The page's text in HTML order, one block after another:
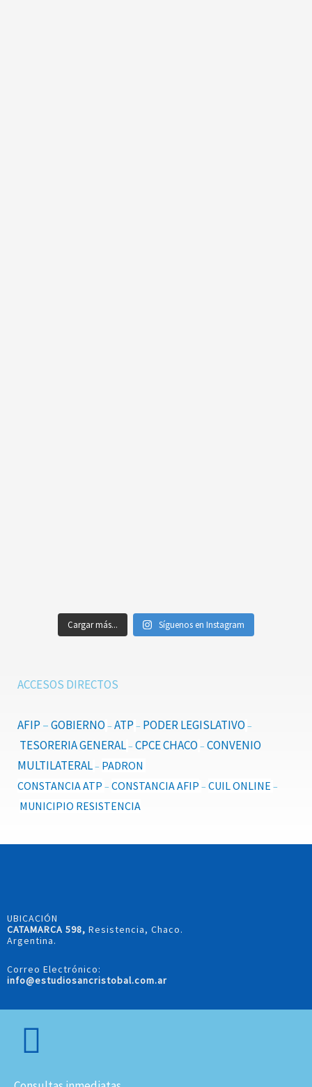
Cargar más... Síguenos en Instagram
ACCESOS DIRECTOS
AFIP–GOBIERNO – ATP– PODER LEGISLATIVO –
TESORERIA GENERAL– CPCE CHACO – CONVENIO
MULTILATERAL– PADRON
CONSTANCIA ATP – CONSTANCIA AFIP – CUIL ONLINE –
MUNICIPIO RESISTENCIA
UBICACIÓN
CATAMARCA 598, Resistencia, Chaco.
Argentina.
Correo Electrónico:
info@estudiosancristobal.com.ar